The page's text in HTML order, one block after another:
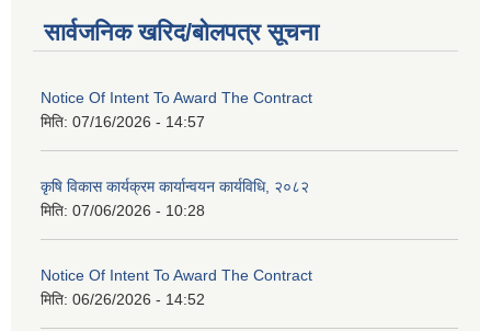
सार्वजनिक खरिद/बोलपत्र सूचना
Notice Of Intent To Award The Contract
मिति: 07/16/2026 - 14:57
कृषि विकास कार्यक्रम कार्यान्वयन कार्यविधि, २०८२
मिति: 07/06/2026 - 10:28
Notice Of Intent To Award The Contract
मिति: 06/26/2026 - 14:52